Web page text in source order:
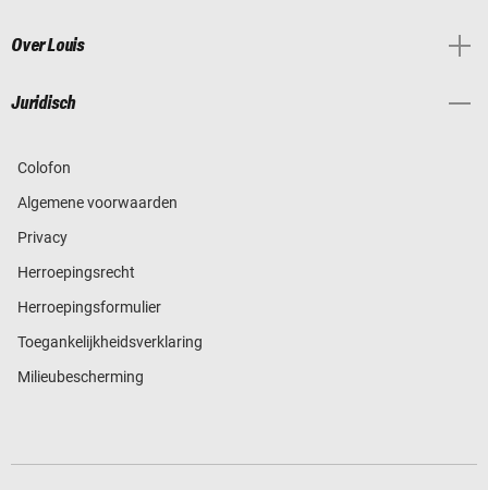
Over Louis
Juridisch
Colofon
Algemene voorwaarden
Privacy
Herroepingsrecht
Herroepingsformulier
Toegankelijkheidsverklaring
Milieubescherming